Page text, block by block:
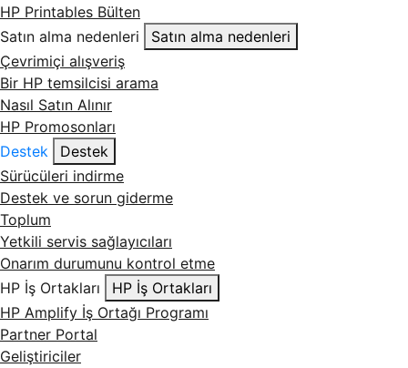
HP Printables Bülten
Satın alma nedenleri
Satın alma nedenleri
Çevrimiçi alışveriş
Bir HP temsilcisi arama
Nasıl Satın Alınır
HP Promosonları
Destek
Destek
Sürücüleri indirme
Destek ve sorun giderme
Toplum
Yetkili servis sağlayıcıları
Onarım durumunu kontrol etme
HP İş Ortakları
HP İş Ortakları
HP Amplify İş Ortağı Programı
Partner Portal
Geliştiriciler